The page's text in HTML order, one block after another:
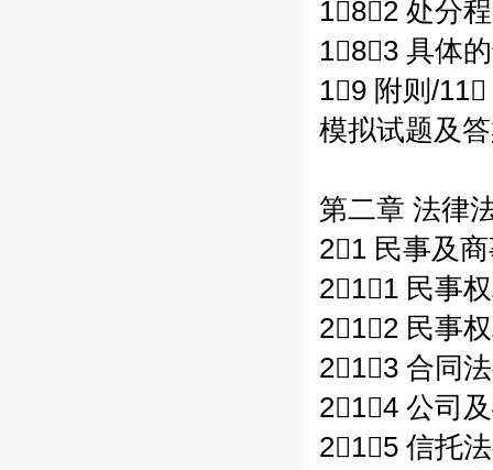
182 处分
183 具体
19 附则/11
模拟试题及
第二章 法律
21 民事及
211 民事
212 民事
213 合同
214 公司
215 信托